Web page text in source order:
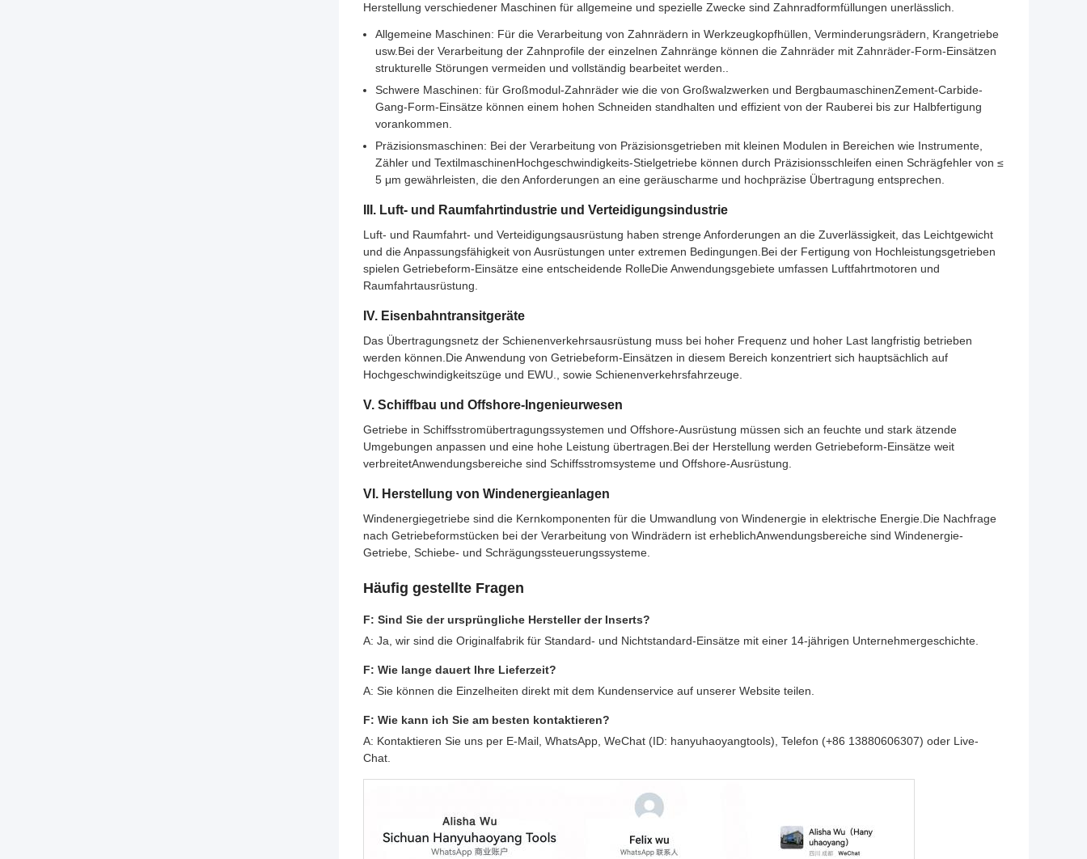
Herstellung verschiedener Maschinen für allgemeine und spezielle Zwecke sind Zahnradformfüllungen unerlässlich.
Allgemeine Maschinen: Für die Verarbeitung von Zahnrädern in Werkzeugkopfhüllen, Verminderungsrädern, Krangetriebe
usw.Bei der Verarbeitung der Zahnprofile der einzelnen Zahnränge können die Zahnräder mit Zahnräder-Form-Einsätzen
strukturelle Störungen vermeiden und vollständig bearbeitet werden..
Schwere Maschinen: für Großmodul-Zahnräder wie die von Großwalzwerken und BergbaumaschinenZement-Carbide-
Gang-Form-Einsätze können einem hohen Schneiden standhalten und effizient von der Rauberei bis zur Halbfertigung
vorankommen.
Präzisionsmaschinen: Bei der Verarbeitung von Präzisionsgetrieben mit kleinen Modulen in Bereichen wie Instrumente,
Zähler und TextilmaschinenHochgeschwindigkeits-Stielgetriebe können durch Präzisionsschleifen einen Schrägfehler von ≤
5 μm gewährleisten, die den Anforderungen an eine geräuscharme und hochpräzise Übertragung entsprechen.
III. Luft- und Raumfahrtindustrie und Verteidigungsindustrie
Luft- und Raumfahrt- und Verteidigungsausrüstung haben strenge Anforderungen an die Zuverlässigkeit, das Leichtgewicht
und die Anpassungsfähigkeit von Ausrüstungen unter extremen Bedingungen.Bei der Fertigung von Hochleistungsgetrieben
spielen Getriebeform-Einsätze eine entscheidende RolleDie Anwendungsgebiete umfassen Luftfahrtmotoren und
Raumfahrtausrüstung.
IV. Eisenbahntransitgeräte
Das Übertragungsnetz der Schienenverkehrsausrüstung muss bei hoher Frequenz und hoher Last langfristig betrieben
werden können.Die Anwendung von Getriebeform-Einsätzen in diesem Bereich konzentriert sich hauptsächlich auf
Hochgeschwindigkeitszüge und EWU., sowie Schienenverkehrsfahrzeuge.
V. Schiffbau und Offshore-Ingenieurwesen
Getriebe in Schiffsstromübertragungssystemen und Offshore-Ausrüstung müssen sich an feuchte und stark ätzende
Umgebungen anpassen und eine hohe Leistung übertragen.Bei der Herstellung werden Getriebeform-Einsätze weit
verbreitetAnwendungsbereiche sind Schiffsstromsysteme und Offshore-Ausrüstung.
VI. Herstellung von Windenergieanlagen
Windenergiegetriebe sind die Kernkomponenten für die Umwandlung von Windenergie in elektrische Energie.Die Nachfrage
nach Getriebeformstücken bei der Verarbeitung von Windrädern ist erheblichAnwendungsbereiche sind Windenergie-
Getriebe, Schiebe- und Schrägungssteuerungssysteme.
Häufig gestellte Fragen
F: Sind Sie der ursprüngliche Hersteller der Inserts?
A: Ja, wir sind die Originalfabrik für Standard- und Nichtstandard-Einsätze mit einer 14-jährigen Unternehmergeschichte.
F: Wie lange dauert Ihre Lieferzeit?
A: Sie können die Einzelheiten direkt mit dem Kundenservice auf unserer Website teilen.
F: Wie kann ich Sie am besten kontaktieren?
A: Kontaktieren Sie uns per E-Mail, WhatsApp, WeChat (ID: hanyuhaoyangtools), Telefon (+86 13880606307) oder Live-
Chat.